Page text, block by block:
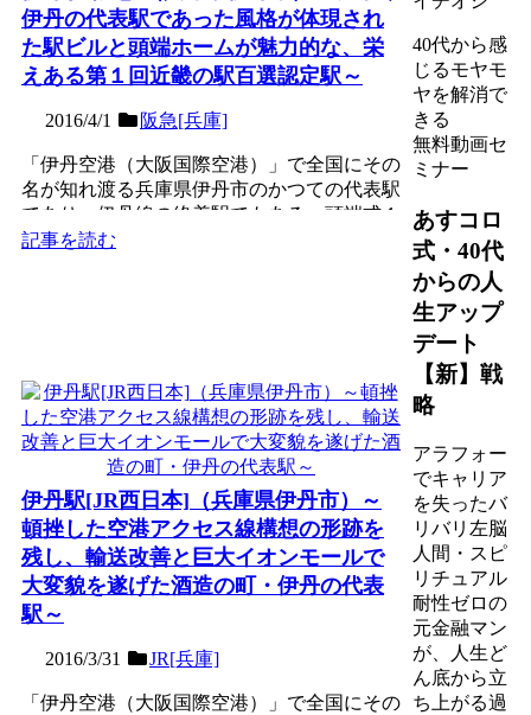
伊丹の代表駅であった風格が体現され
た駅ビルと頭端ホームが魅力的な、栄
えある第１回近畿の駅百選認定駅～
2016/4/1 阪急[兵庫]
「伊丹空港（大阪国際空港）」で全国にその
名が知れ渡る兵庫県伊丹市のかつての代表駅
であり、伊丹線の終着駅でもある、頭端式１
面２線の高架駅。輸送...
記事を読む
伊丹駅[JR西日本]（兵庫県伊丹市）～
頓挫した空港アクセス線構想の形跡を
残し、輸送改善と巨大イオンモールで
大変貌を遂げた酒造の町・伊丹の代表
駅～
2016/3/31 JR[兵庫]
「伊丹空港（大阪国際空港）」で全国にその
40代から感
じるモヤモ
ヤを解消で
きる
無料動画セ
ミナー
あすコロ
式・40代
からの人
生アップ
デート
【新】戦
略
アラフォー
でキャリア
を失ったバ
リバリ左脳
人間・スピ
リチュアル
耐性ゼロの
元金融マン
が、人生ど
ん底から立
ち上がる過